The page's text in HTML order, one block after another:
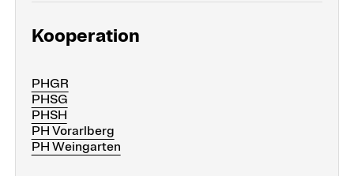
Kooperation
PHGR
PHSG
PHSH
PH Vorarlberg
PH Weingarten